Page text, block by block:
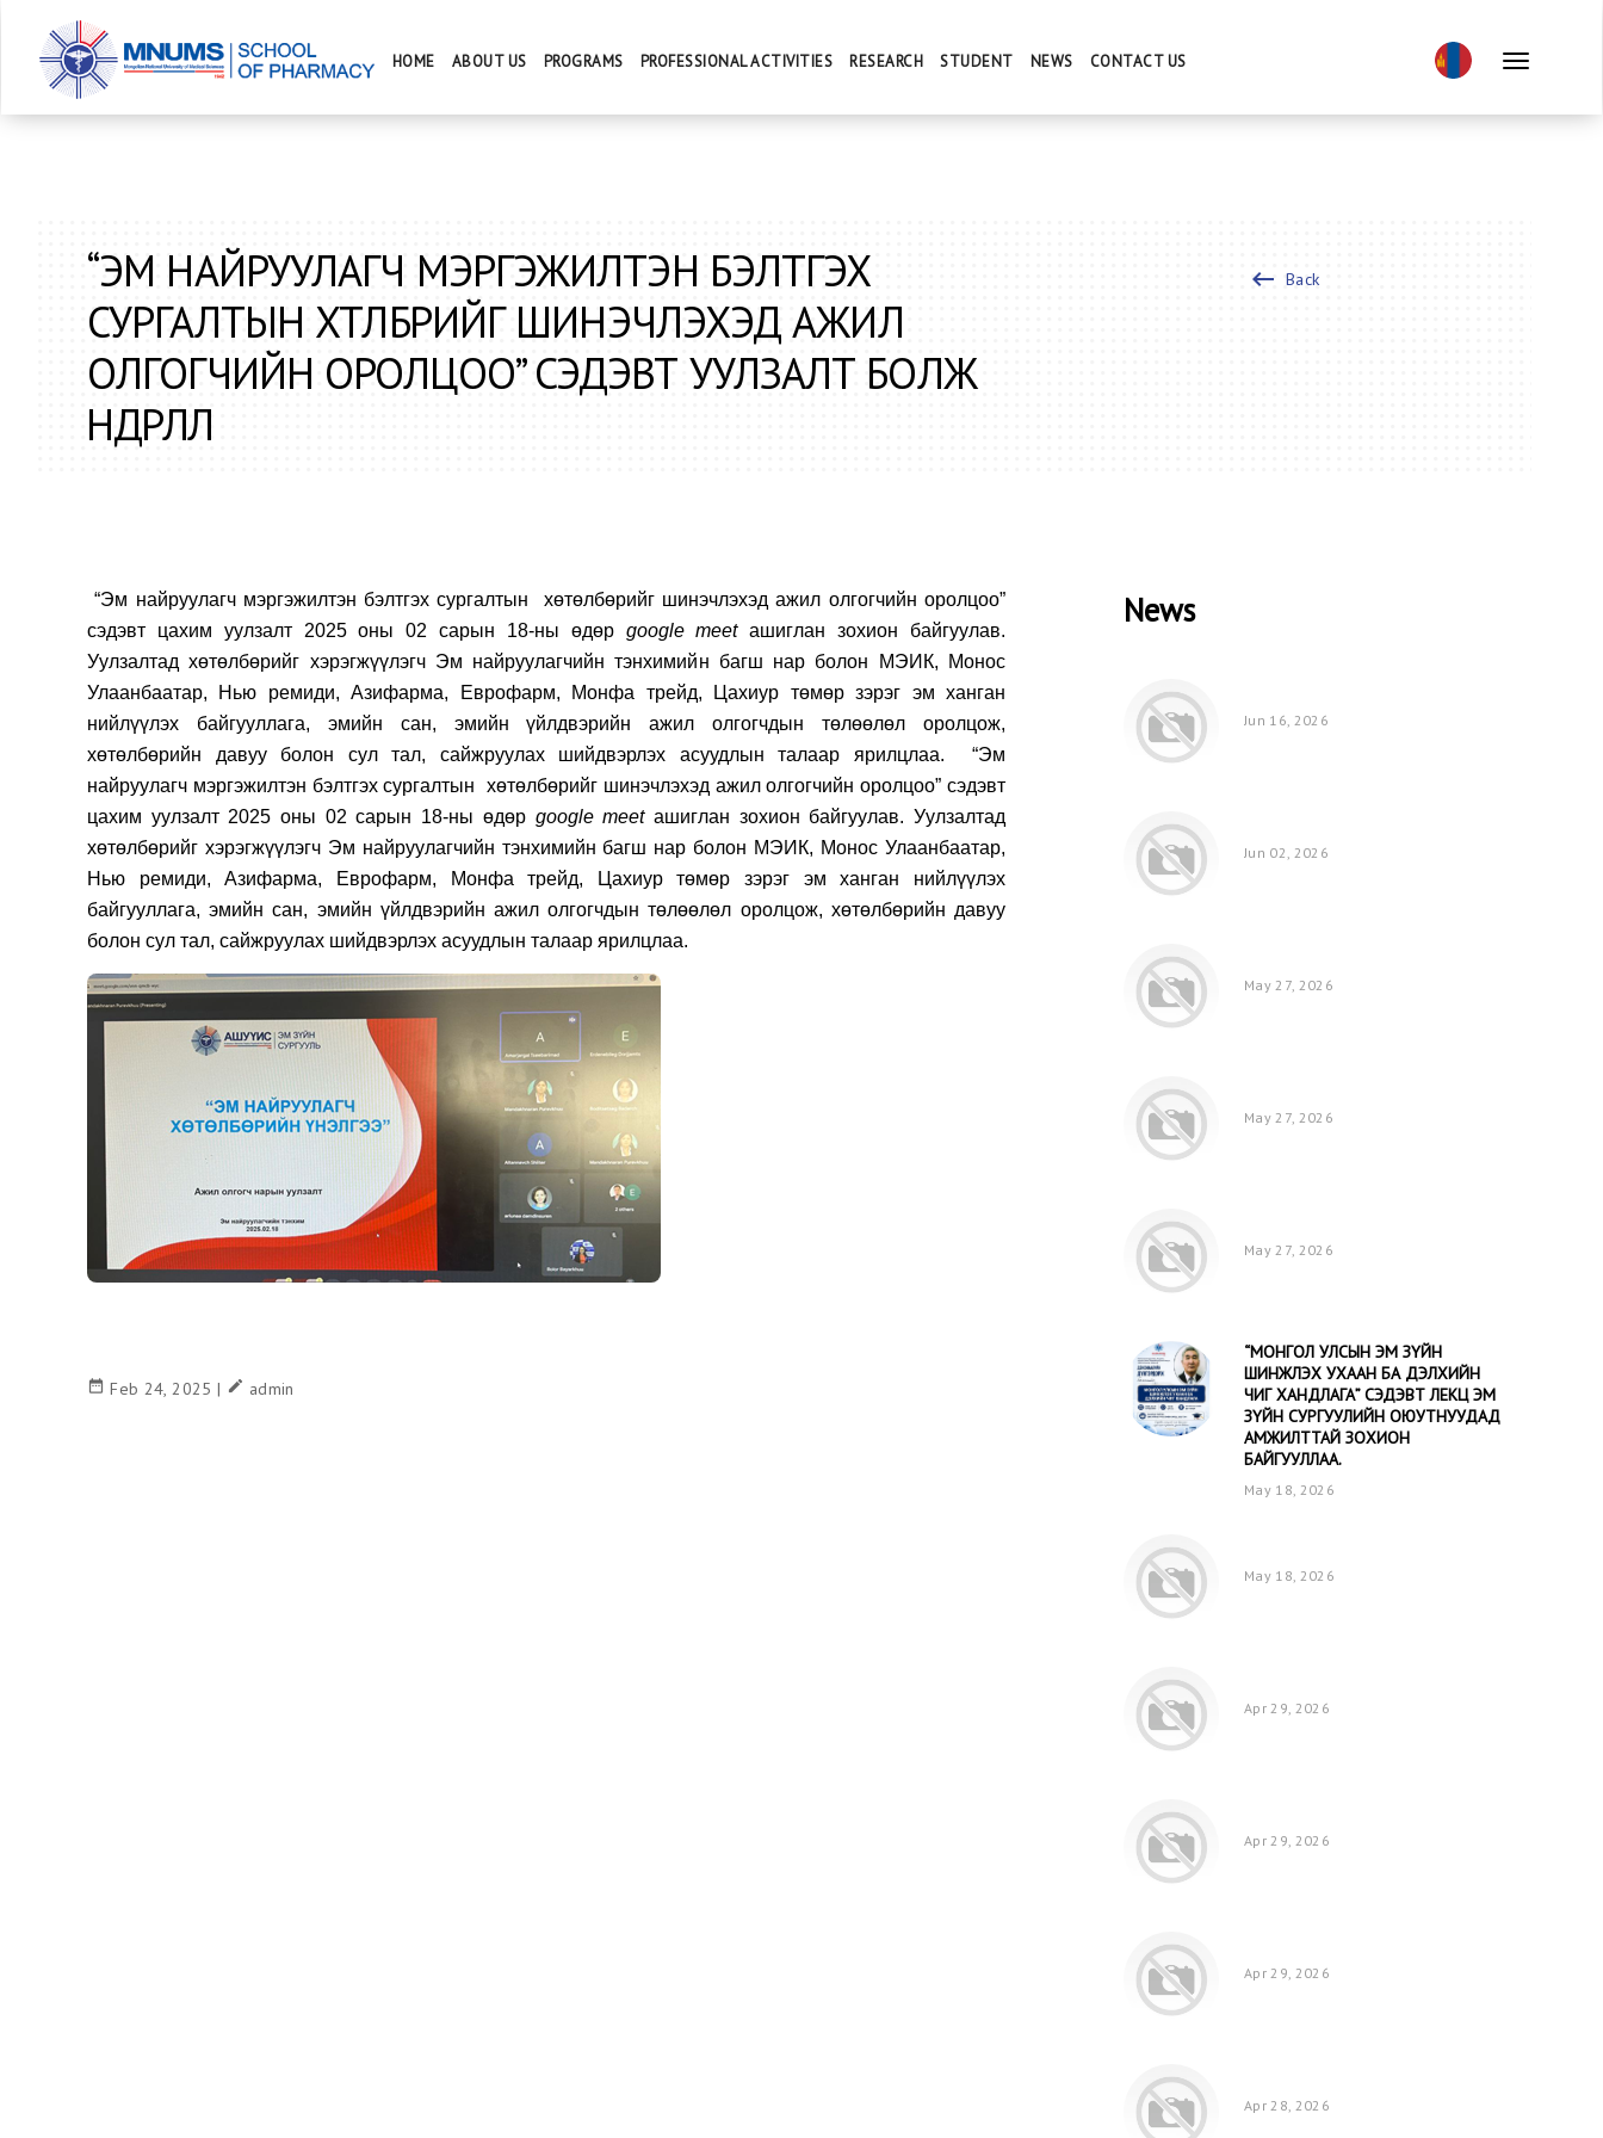
HOME ABOUT US PROGRAMS PROFESSIONAL ACTIVITIES RESEARCH STUDENT NEWS CONTACT US
“ЭМ НАЙРУУЛАГЧ МЭРГЭЖИЛТЭН БЭЛТГЭХ
СУРГАЛТЫН ХӨТӨЛБӨРИЙГ ШИНЭЧЛЭХЭД АЖИЛ
ОЛГОГЧИЙН ОРОЛЦОО” СЭДЭВТ УУЛЗАЛТ БОЛЖ
ӨНДӨРЛӨЛӨӨ
keyboard_backspace Back
“Эм найруулагч мэргэжилтэн бэлтгэх сургалтын хөтөлбөрийг шинэчлэхэд ажил олгогчийн оролцоо”
сэдэвт цахим уулзалт 2025 оны 02 сарын 18-ны өдөр google meet ашиглан зохион байгуулав.
Уулзалтад хөтөлбөрийг хэрэгжүүлэгч Эм найруулагчийн тэнхимийн багш нар болон МЭИК, Монос
Улаанбаатар, Нью ремиди, Азифарма, Еврофарм,
Монфа трейд, Цахиур төмөр зэрэг эм ханган
нийлүүлэх байгууллага, эмийн сан, эмийн үйлдвэрийн ажил олгогчдын төлөөлөл оролцож,
хөтөлбөрийн давуу болон сул тал, сайжруулах шийдвэрлэх асуудлын талаар ярилцлаа.
“Эм
найруулагч мэргэжилтэн бэлтгэх сургалтын хөтөлбөрийг шинэчлэхэд ажил олгогчийн оролцоо” сэдэвт
цахим уулзалт 2025 оны 02 сарын 18-ны өдөр google meet ашиглан зохион байгуулав. Уулзалтад
хөтөлбөрийг хэрэгжүүлэгч Эм найруулагчийн тэнхимийн багш нар болон МЭИК, Монос Улаанбаатар,
Нью ремиди, Азифарма, Еврофарм,
Монфа трейд, Цахиур төмөр зэрэг эм ханган нийлүүлэх
байгууллага, эмийн сан, эмийн үйлдвэрийн ажил олгогчдын төлөөлөл оролцож, хөтөлбөрийн давуу
болон сул тал, сайжруулах шийдвэрлэх асуудлын талаар ярилцлаа.
date_range Feb 24, 2025 | create admin
News
Jun 16, 2026
Jun 02, 2026
May 27, 2026
May 27, 2026
May 27, 2026
“МОНГОЛ УЛСЫН ЭМ ЗҮЙН
ШИНЖЛЭХ УХААН БА ДЭЛХИЙН
ЧИГ ХАНДЛАГА” СЭДЭВТ ЛЕКЦ ЭМ
ЗҮЙН СУРГУУЛИЙН ОЮУТНУУДАД
АМЖИЛТТАЙ ЗОХИОН
БАЙГУУЛЛАА.
May 18, 2026
May 18, 2026
Apr 29, 2026
Apr 29, 2026
Apr 29, 2026
Apr 28, 2026